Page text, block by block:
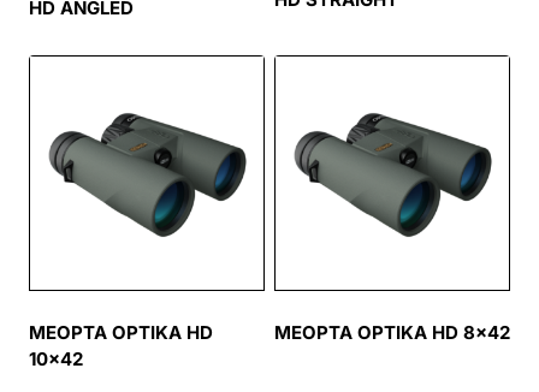
HD ANGLED
MEOPTA OPTIKA HD
10×42
MEOPTA OPTIKA HD 8×42